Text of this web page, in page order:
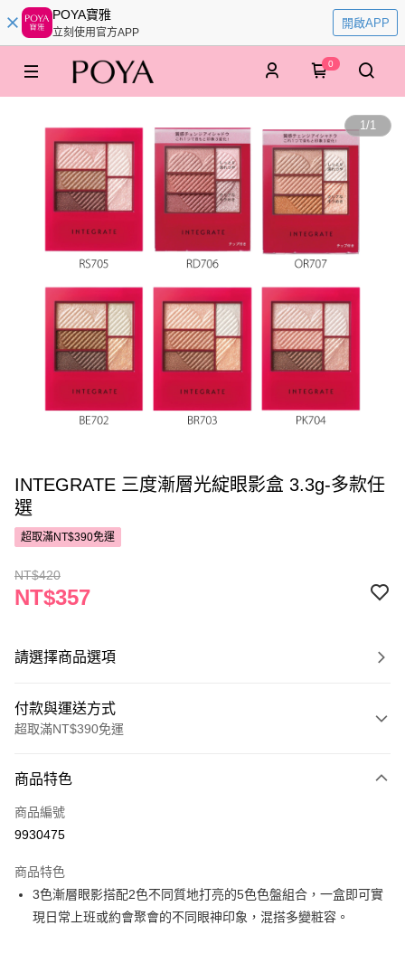
POYA寶雅
立刻使用官方APP
開啟APP
0
1/1
INTEGRATE 三度漸層光綻眼影盒 3.3g-多款任
選
超取滿NT$390免運
NT$420
NT$357
請選擇商品選項
付款與運送方式
超取滿NT$390免運
POYA支付
信用卡一次付款
LINE Pay
Apple Pay
商品特色
商品編號
9930475
商品特色
3色漸層眼影搭配2色不同質地打亮的5色色盤組合，一盒即可實
現日常上班或約會聚會的不同眼神印象，混搭多變粧容。